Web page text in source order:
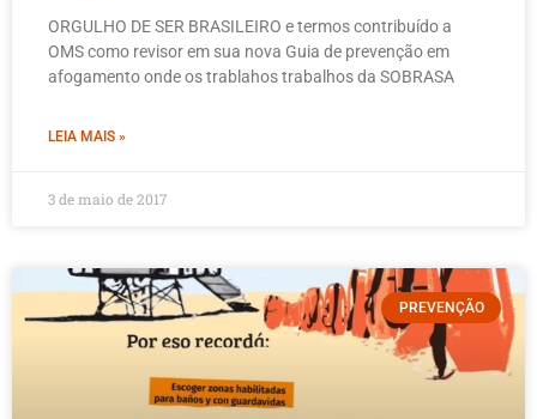
ORGULHO DE SER BRASILEIRO e termos contribuído a
OMS como revisor em sua nova Guia de prevenção em
afogamento onde os trablahos trabalhos da SOBRASA
LEIA MAIS »
3 de maio de 2017
PREVENÇÃO